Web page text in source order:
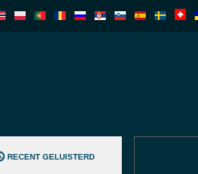
RECENT GELUISTERD